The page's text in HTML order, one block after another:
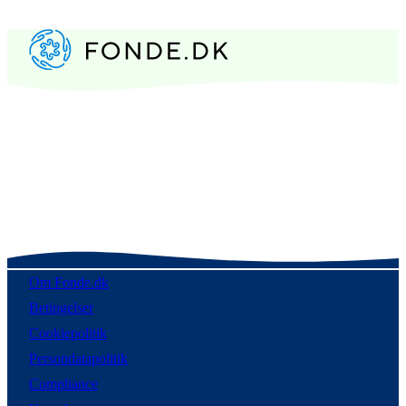
Om Fonde.dk
Betingelser
Cookiepolitik
Persondatapolitik
Compliance